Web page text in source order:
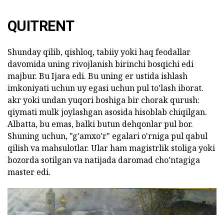
QUITRENT
Shunday qilib, qishloq, tabiiy yoki haq feodallar
davomida uning rivojlanish birinchi bosqichi edi
majbur. Bu Ijara edi. Bu uning er ustida ishlash
imkoniyati uchun uy egasi uchun pul to'lash iborat.
akr yoki undan yuqori boshiga bir chorak qurush:
qiymati mulk joylashgan asosida hisoblab chiqilgan.
Albatta, bu emas, balki butun dehqonlar pul bor.
Shuning uchun, "g'amxo'r" egalari o'rniga pul qabul
qilish va mahsulotlar. Ular ham magistrlik stoliga yoki
bozorda sotilgan va natijada daromad cho'ntagiga
master edi.